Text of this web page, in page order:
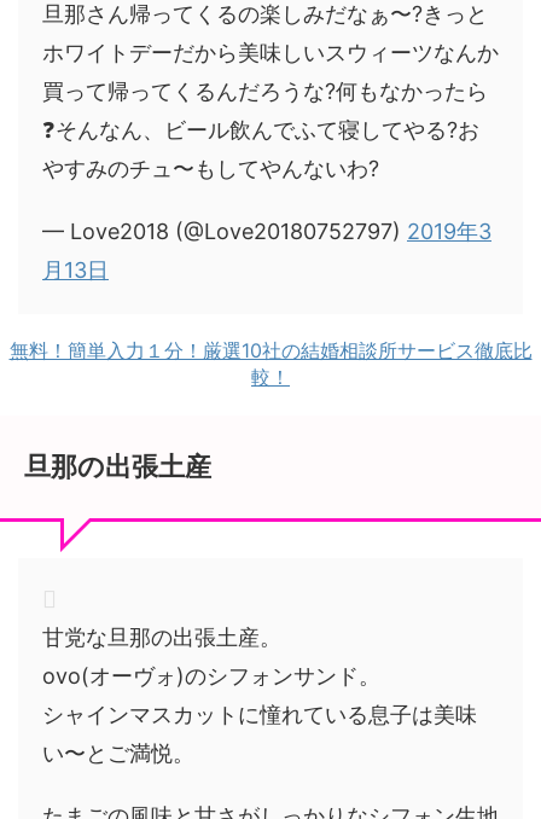
旦那さん帰ってくるの楽しみだなぁ〜?きっと
ホワイトデーだから美味しいスウィーツなんか
買って帰ってくるんだろうな?何もなかったら
❓そんなん、ビール飲んでふて寝してやる?お
やすみのチュ〜もしてやんないわ?
— Love2018 (@Love20180752797) 2019年3
月13日
無料！簡単入力１分！厳選10社の結婚相談所サービス徹底比
較！
旦那の出張土産
甘党な旦那の出張土産。
ovo(オーヴォ)のシフォンサンド。
シャインマスカットに憧れている息子は美味
い〜とご満悦。